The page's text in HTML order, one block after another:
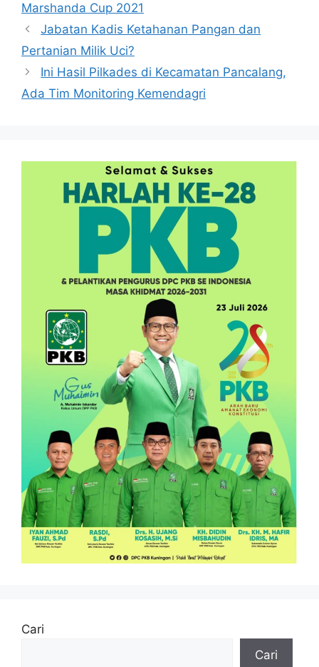
Marshanda Cup 2021
Jabatan Kadis Ketahanan Pangan dan
Pertanian Milik Uci?
Ini Hasil Pilkades di Kecamatan Pancalang,
Ada Tim Monitoring Kemendagri
Cari
Cari